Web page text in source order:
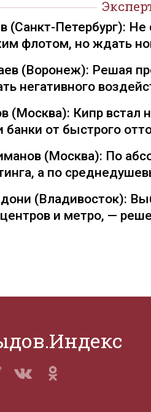
(Санкт-Петербург):
флотом, но ждать
(Воронеж): Решая
негативного
Кипр встал
от быстрого
(Москва): По
а по
(Владивосток):
и метро, —